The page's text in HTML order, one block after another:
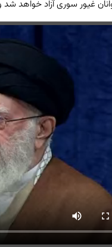
غیور سوری آزاد خواهد